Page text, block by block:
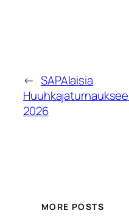
← SAPAlaisia
2026
MORE POSTS